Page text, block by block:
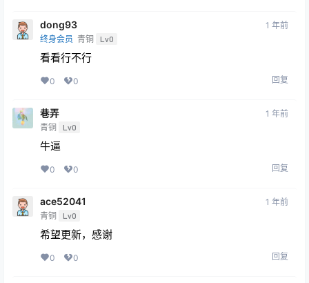
dong93
终身会员 青铜 Lv0
1 年前
看看行不行
0 0 回复
巷弄
青铜 Lv0
1 年前
牛逼
0 0 回复
ace52041
青铜 Lv0
1 年前
希望更新，感谢
0 0 回复